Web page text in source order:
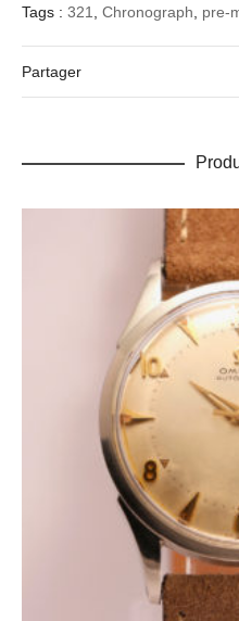
Tags : 321, Chronograph, pre-
Partager